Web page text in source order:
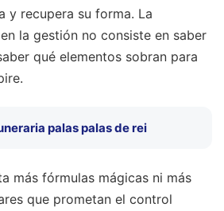
y recupera su forma. La
la gestión no consiste en saber
qué elementos sobran para
palas palas de rei
más fórmulas mágicas ni más
que prometan el control